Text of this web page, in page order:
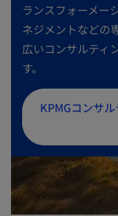
ランスフォーメー
ネジメントなどの
広いコンサルティ
す。
KPMGコンサ